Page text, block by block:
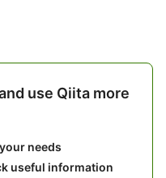
use Qiita more
needs
useful information